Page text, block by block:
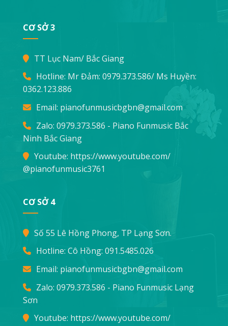
CƠ SỞ 3
TT Lục Nam/ Bắc Giang
Hotline: Mr Đảm: 0979.373.586/ Ms Huyền:
0362.123.886
Email: pianofunmusicbgbn@gmail.com
Zalo: 0979.373.586 - Piano Funmusic Bắc
Ninh Bắc Giang
Youtube: https://www.youtube.com/
@pianofunmusic3761
CƠ SỞ 4
Số 55 Lê Hồng Phong, TP Lạng Sơn.
Hotline: Cô Hồng: 091.5485.026
Email: pianofunmusicbgbn@gmail.com
Zalo: 0979.373.586 - Piano Funmusic Lạng
Sơn
Youtube: https://www.youtube.com/